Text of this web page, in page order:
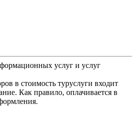
услуг и услуг
в стоимость туруслуги входит
Как правило, оплачивается в